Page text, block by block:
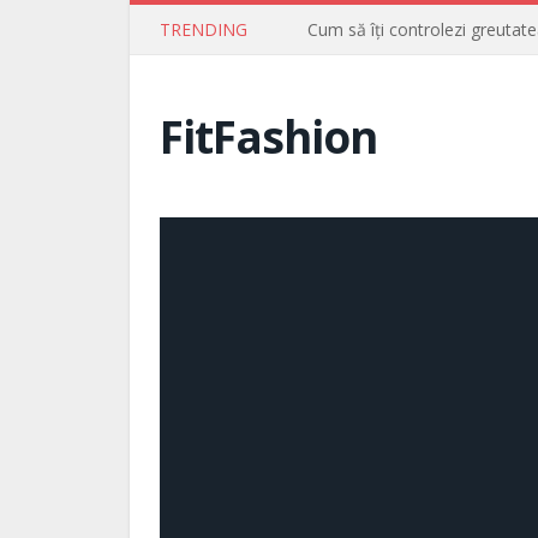
TRENDING Cum să îți controlezi
FitFashion